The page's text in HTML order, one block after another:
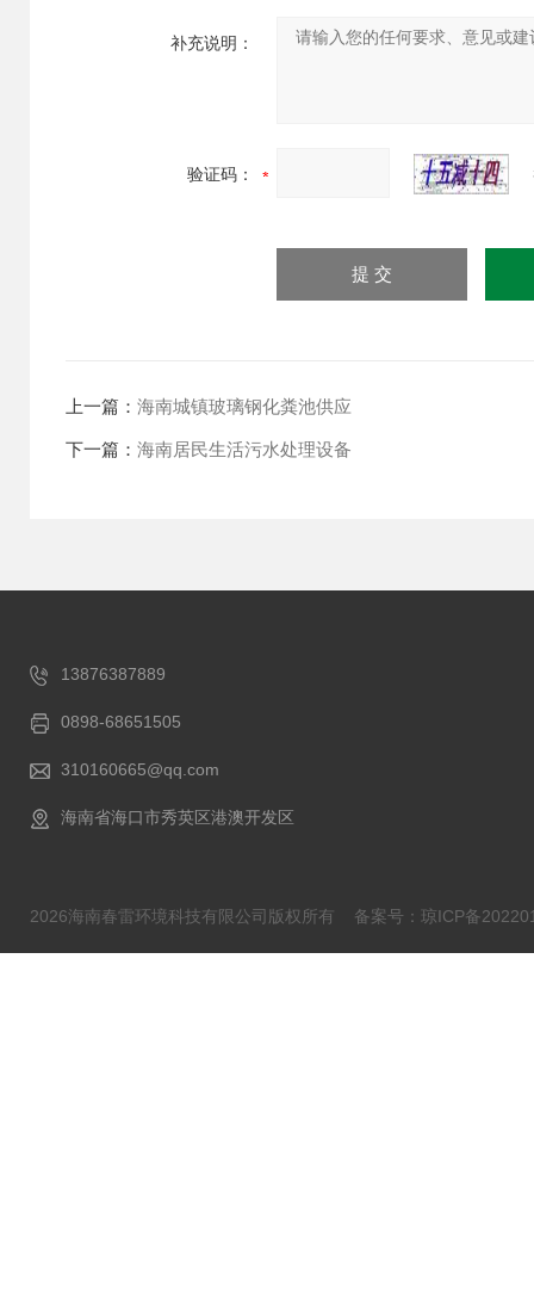
补充说明：
验证码：
上一篇： 海南城镇玻璃钢化粪池供应
下一篇： 海南居民生活污水处理设备
13876387889
0898-68651505
310160665@qq.com
海南省海口市秀英区港澳开发区
2026海南春雷环境科技有限公司版权所有 备案号：琼ICP备